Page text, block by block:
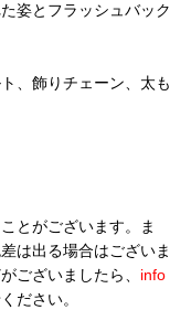
姿とフラッシュバック
、飾りチェーン、太も
とがございます。ま
は出る場合はございま
ございましたら、 info
ださい。